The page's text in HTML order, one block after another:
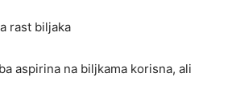
rast biljaka
aspirina na biljkama korisna, ali